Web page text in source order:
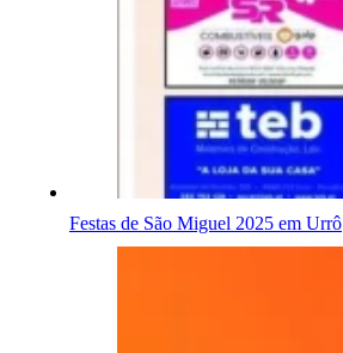
Festas de São Miguel 2025 em Urrô